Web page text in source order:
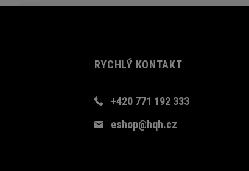
RYCHLÝ KONTAKT
+420 771 192 333
eshop@hqh.cz